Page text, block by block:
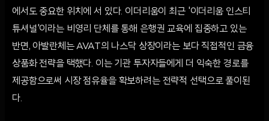
에서도 중요한 위치에 서 있다. 이더리움이 최근 '이더리움 인스티
튜셔널'이라는 비영리 단체를 통해 은행권 교육에 집중하고 있는
반면, 아발란체는 AVAT의 나스닥 상장이라는 보다 직접적인 금융
상품화 전략을 택했다. 이는 기관 투자자들에게 더 익숙한 경로를
제공함으로써 시장 점유율을 확보하려는 전략적 선택으로 풀이된
다.